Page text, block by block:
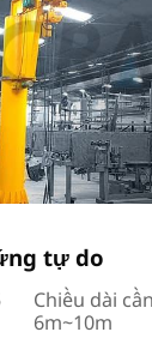
tự do
Chiều dài
6m~10m